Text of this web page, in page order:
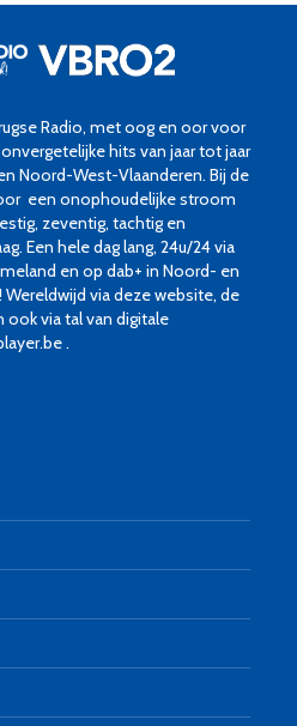
Radio, met oog en oor voor
hits van jaar tot jaar
Noord-West-Vlaanderen. Bij de
een onophoudelijke stroom
zeventig, tachtig en
Een hele dag lang, 24u/24 via
en op dab+ in Noord- en
via deze website, de
ook via tal van digitale
.